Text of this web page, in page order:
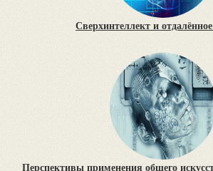
Сверхинтеллект и
Перспективы применения общего